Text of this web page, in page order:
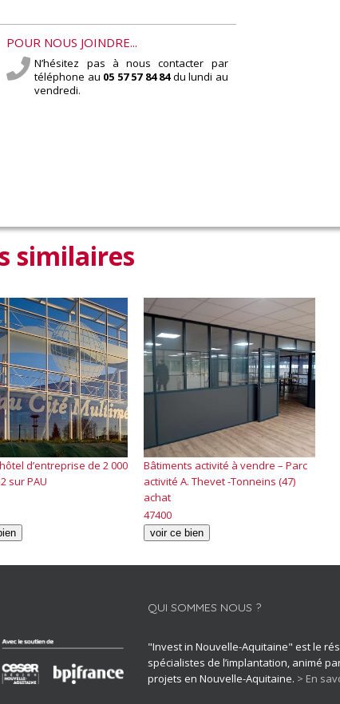
POUR NOUS JOINDRE...
N’hésitez pas à nous contacter par
téléphone au 05 57 57 84 84du lundi au
vendredi.
similaires
d’entreprise de 2 000
sur PAU
Bâtiments activité à vendre – Parc
activité A. Thevet -Tonneins (47)
achat
47400
voir ce bien
QUI SOMMES NOUS ?
"Invest in Nouvelle-Aquitaine" est le
spécialistes de l’implantation, animé
projets en Nouvelle-Aquitaine. > En